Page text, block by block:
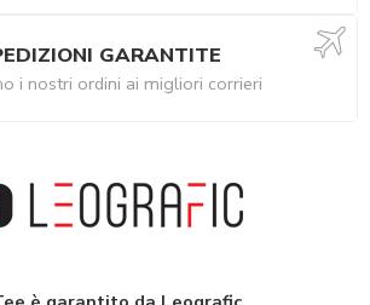
GARANTITE
i nostri ordini ai migliori corrieri